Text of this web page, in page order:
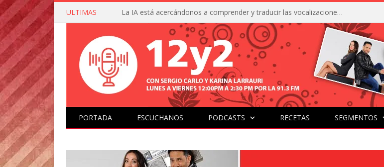
ULTIMAS La IA está acercándonos a comprender y traducir las vocalizaciones y comportamientos de nuestras mascotas
PORTADA ESCUCHANOS PODCASTS RECETAS SEGMENTOS